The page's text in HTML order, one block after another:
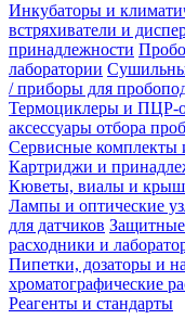
Инкубаторы и
встряхиватели и
принадлежности
лаборатории
/ приборы для
Термоциклеры и ПЦР-
аксессуары отбора проб
Сервисные комплекты
Картриджи и
Кюветы, виалы и
Лампы и оптические
для датчиков Защитные
расходники и
Пипетки, дозаторы и
хроматографические
Реагенты и стандарты